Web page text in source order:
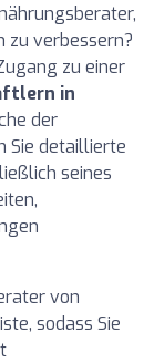
zu verbessern?
zu einer
in
der
Sie detaillierte
seines
von
sodass Sie